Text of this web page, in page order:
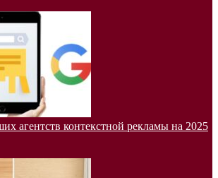
агентств контекстной рекламы на 2025